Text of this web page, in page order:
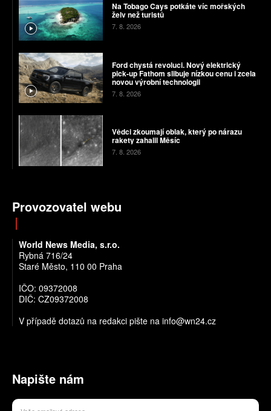
Na Tobago Cays potkáte víc mořských
želv než turistů
7. 8. 2026
Ford chystá revoluci. Nový elektrický
pick-up Fathom slibuje nízkou cenu i zcela
novou výrobní technologii
7. 8. 2026
Vědci zkoumají oblak, který po nárazu
rakety zahalil Měsíc
7. 8. 2026
Provozovatel webu
World News Media, s.r.o.
Rybná 716/24
Staré Město, 110 00 Praha
IČO: 09372008
DIČ: CZ09372008
V případě dotazů na redakci pište na info@wn24.cz
Napište nám